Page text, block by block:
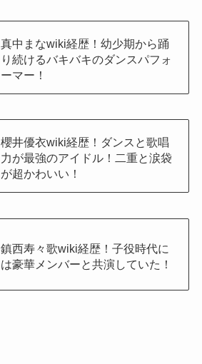
真中まなwiki経歴！幼少期から踊
り続けるバキバキのダンスパフォ
ーマー！
櫻井優衣wiki経歴！ダンスと歌唱
力が最強のアイドル！二重と涙袋
が超かわいい！
鎮西寿々歌wiki経歴！子役時代に
は豪華メンバーと共演していた！